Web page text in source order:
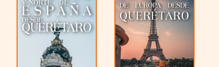
USD 2,665
Por persona en
Hab. Doble
12 Días
DESDE
USD 4,099
Por persona en
Hab. Doble
19 Días